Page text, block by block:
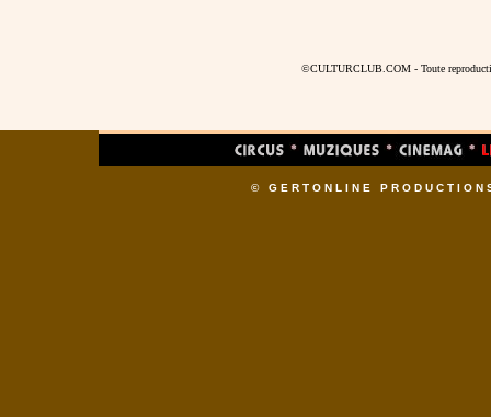
©CULTURCLUB.COM - Toute
© GERTONLINE